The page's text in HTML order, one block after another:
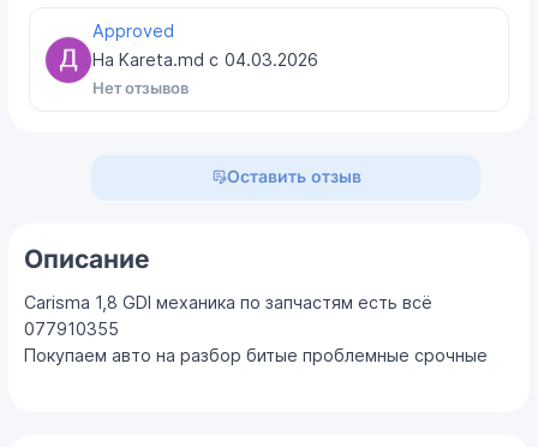
Approved
На Kareta.md с 04.03.2026
Нет отзывов
Оставить отзыв
Описание
Carisma 1,8 GDI механика по запчастям есть всё
077910355
Покупаем авто на разбор битые проблемные срочные